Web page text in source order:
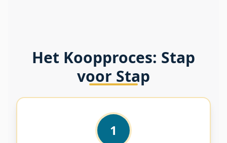
Het Koopproces: Stap
voor Stap
1